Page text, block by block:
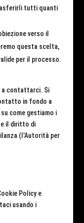
tutti quanti
verso il
questa scelta,
per il processo.
a contattarci. Si
in fondo a
come gestiamo i
il diritto di
(l’Autorità per
Policy e
usando i